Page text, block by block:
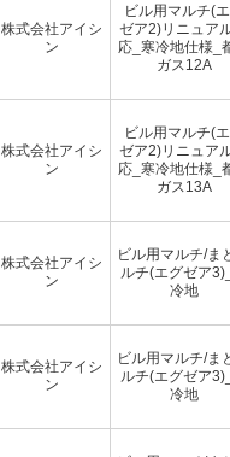
株式会社アイシ
ン
ビル用マルチ(
ゼア2)リニュア
応_寒冷地仕様_
ガス12A
株式会社アイシ
ン
ビル用マルチ(
ゼア2)リニュア
応_寒冷地仕様_
ガス13A
株式会社アイシ
ン
ビル用マルチ/ま
ルチ(エグゼア
冷地
株式会社アイシ
ン
ビル用マルチ/ま
ルチ(エグゼア
冷地